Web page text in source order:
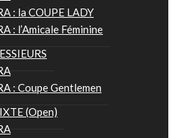
: la COUPE LADY
: l’Amicale Féminine
: Coupe Gentlemen
(Open)